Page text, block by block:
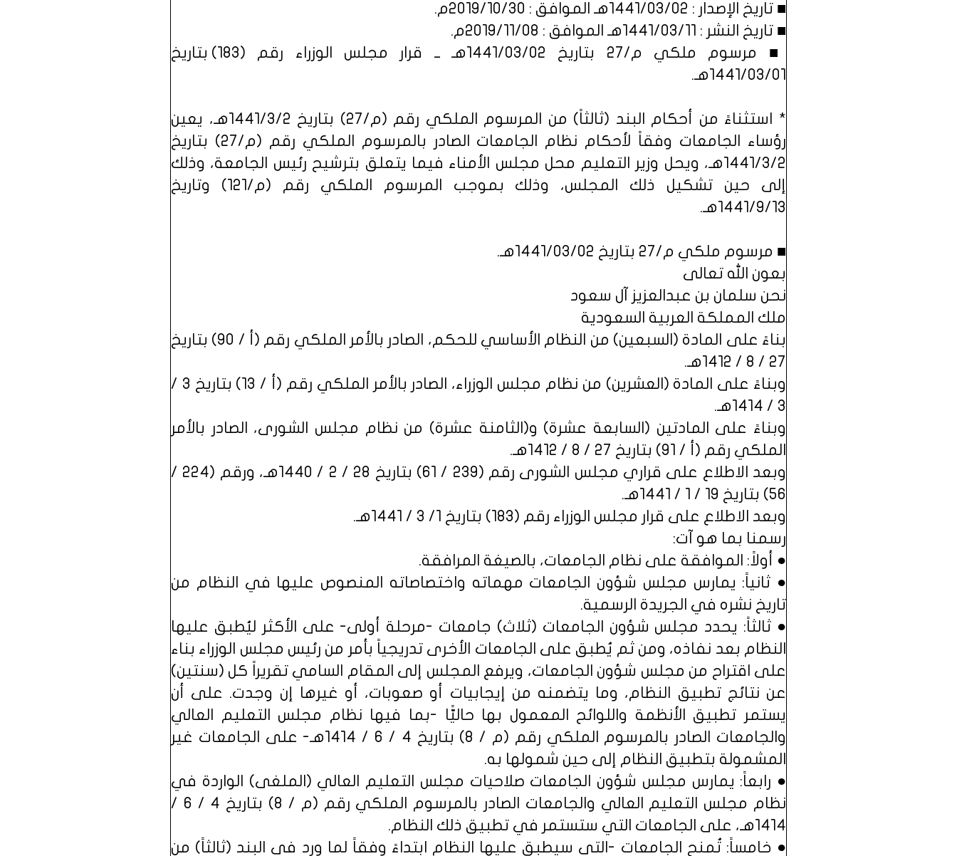
■ تاريخ الإصدار : 1441/03/02هـ الموافق : 2019/10/30م.
■ تاريخ النشر : 1441/03/11هـ الموافق : 2019/11/08م.
■ مرسوم ملكي م/27 بتاريخ 1441/03/02هـ ــ قرار مجلس الوزراء رقم (183) بتاريخ
1441/03/01هـ.
* استثناءً من أحكام البند (ثالثاً) من المرسوم الملكي رقم (م/27) بتاريخ 1441/3/2هـ، يعين
رؤساء الجامعات وفقاً لأحكام نظام الجامعات الصادر بالمرسوم الملكي رقم (م/27) بتاريخ
1441/3/2هـ، ويحل وزير التعليم محل مجلس الأمناء فيما يتعلق بترشيح رئيس الجامعة، وذلك
إلى حين تشكيل ذلك المجلس، وذلك بموجب المرسوم الملكي رقم (م/121) وتاريخ
1441/9/13هـ.
■ مرسوم ملكي م/27 بتاريخ 1441/03/02هـ.
بعون الله تعالى
نحن سلمان بن عبدالعزيز آل سعود
ملك المملكة العربية السعودية
بناءً على المادة (السبعين) من النظام الأساسي للحكم، الصادر بالأمر الملكي رقم (أ / 90) بتاريخ
27 / 8 / 1412هـ.
وبناءً على المادة (العشرين) من نظام مجلس الوزراء، الصادر بالأمر الملكي رقم (أ / 13) بتاريخ 3 /
3 / 1414هـ.
وبناءً على المادتين (السابعة عشرة) و(الثامنة عشرة) من نظام مجلس الشورى، الصادر بالأمر
الملكي رقم (أ / 91) بتاريخ 27 / 8 / 1412هـ.
وبعد الاطلاع على قراري مجلس الشورى رقم (239 / 61) بتاريخ 28 / 2 / 1440هـ، ورقم (224 /
56) بتاريخ 19 / 1 / 1441هـ.
وبعد الاطلاع على قرار مجلس الوزراء رقم (183) بتاريخ 1/ 3 / 1441هـ.
رسمنا بما هو آت:
● أولاً: الموافقة على نظام الجامعات، بالصيغة المرافقة.
● ثانياً: يمارس مجلس شؤون الجامعات مهماته واختصاصاته المنصوص عليها في النظام من
تاريخ نشره في الجريدة الرسمية.
● ثالثاً: يحدد مجلس شؤون الجامعات (ثلاث) جامعات -مرحلة أولى- على الأكثر ليُطبق عليها
النظام بعد نفاذه، ومن ثم يُطبق على الجامعات الأخرى تدريجياً بأمر من رئيس مجلس الوزراء بناء
على اقتراح من مجلس شؤون الجامعات، ويرفع المجلس إلى المقام السامي تقريراً كل (سنتين)
عن نتائج تطبيق النظام، وما يتضمنه من إيجابيات أو صعوبات، أو غيرها إن وجدت. على أن
يستمر تطبيق الأنظمة واللوائح المعمول بها حاليًّا -بما فيها نظام مجلس التعليم العالي
والجامعات الصادر بالمرسوم الملكي رقم (م / 8) بتاريخ 4 / 6 / 1414هـ- على الجامعات غير
المشمولة بتطبيق النظام إلى حين شمولها به.
● رابعاً: يمارس مجلس شؤون الجامعات صلاحيات مجلس التعليم العالي (الملغى) الواردة في
نظام مجلس التعليم العالي والجامعات الصادر بالمرسوم الملكي رقم (م / 8) بتاريخ 4 / 6 /
1414هـ، على الجامعات التي ستستمر في تطبيق ذلك النظام.
● خامساً: تُمنح الجامعات -التي سيطبق عليها النظام ابتداءً وفقاً لما ورد في البند (ثالثاً) من